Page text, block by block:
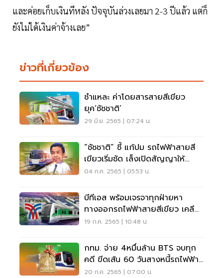
และค่อยเก็บเงินทีหลัง ปัจจุบันล่วงเลยมา 2-3 ปีแล้ว แต่ก็
ยังไม่ได้เงินค่าจ้างเลย”
ข่าวที่เกี่ยวข้อง
ชำแหละ ค่าโดยสารสายสีเขียว
ยุค‘ชัชชาติ’
29 มิ.ย. 2565 | 07:24 น.
“ชัชชาติ” ชี้ แก้ปม รถไฟฟ้าสายสี
เขียวเริ่มชัด เล็งเปิดสัญญาให้
ปชช.รู้
04 ก.ค. 2565 | 05:53 น.
บีทีเอส พร้อมเจรจาทุกฝ่ายหา
ทางออกรถไฟฟ้าสายสีเขียว เคลียร์
หนี้ 4 หมื่นล้าน
19 ก.ค. 2565 | 10:48 น.
กทม. จ่าย 4หมื่นล้าน BTS จบทุก
คดี ขีดเส้น 60 วันสางหนี้รถไฟฟ้า
สายสีเขียว
20 ก.ค. 2565 | 07:00 น.